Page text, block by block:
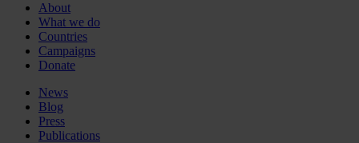
About
What we do
Countries
Campaigns
Donate
News
Blog
Press
Publications